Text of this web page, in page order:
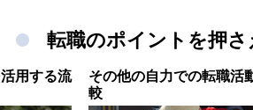
転職のポイントを押さ
用する流
その他の自力での転職活
較